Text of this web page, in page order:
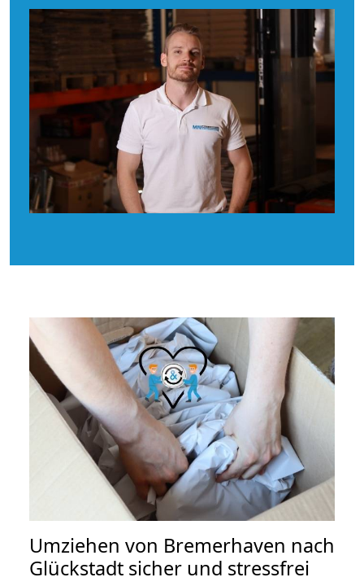
Umziehen von Bremerhaven nach
Glückstadt sicher und stressfrei